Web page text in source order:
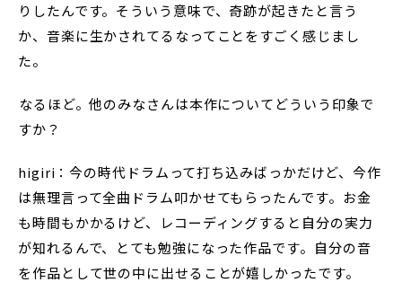
りしたんです。そういう意味で、奇跡が起きたと言う
か、音楽に生かされてるなってことをすごく感じまし
た。
――なるほど。他のみなさんは本作についてどういう印象で
すか？
higiri：今の時代ドラムって打ち込みばっかだけど、今作
は無理言って全曲ドラム叩かせてもらったんです。お金
も時間もかかるけど、レコーディングすると自分の実力
が知れるんで、とても勉強になった作品です。自分の音
を作品として世の中に出せることが嬉しかったです。